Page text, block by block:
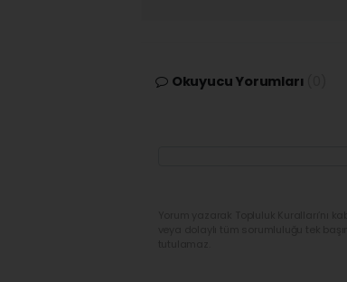
Okuyucu Yorumları